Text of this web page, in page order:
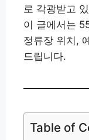
로 각광받고
이 글에서는
정류장 위치,
드립니다.
Table of